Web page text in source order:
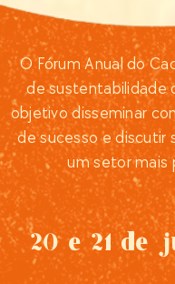
O Fórum Anual do
de sustentabilidade
objetivo disseminar
de sucesso e discutir
um setor mais
20 e 21 de